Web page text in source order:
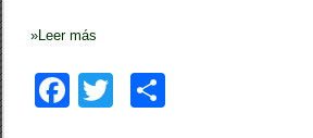
» Leer más
F